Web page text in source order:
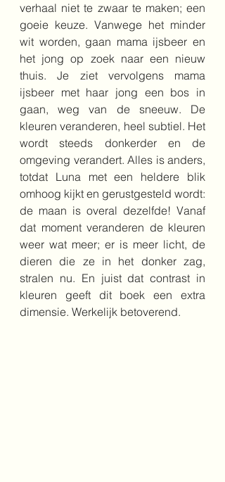
verhaal niet te zwaar te maken; een
goeie keuze. Vanwege het minder
wit worden, gaan mama ijsbeer en
het jong op zoek naar een nieuw
thuis. Je ziet vervolgens mama
ijsbeer met haar jong een bos in
gaan, weg van de sneeuw. De
kleuren veranderen, heel subtiel. Het
wordt steeds donkerder en de
omgeving verandert. Alles is anders,
totdat Luna met een heldere blik
omhoog kijkt en gerustgesteld wordt:
de maan is overal dezelfde! Vanaf
dat moment veranderen de kleuren
weer wat meer; er is meer licht, de
dieren die ze in het donker zag,
stralen nu. En juist dat contrast in
kleuren geeft dit boek een extra
dimensie. Werkelijk betoverend.